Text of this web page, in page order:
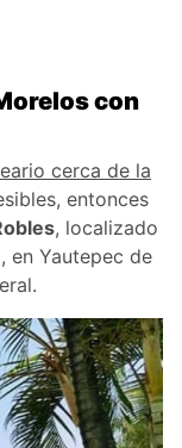
con
cerca de la
entonces
, localizado
, en Yautepec de